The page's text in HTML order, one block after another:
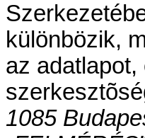
különbözik,
az
1085